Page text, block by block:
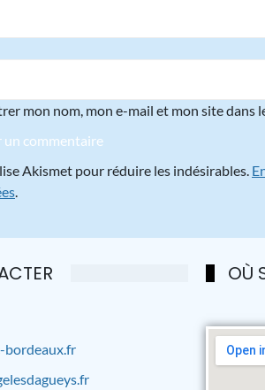
mon nom, mon e-mail et mon site
Akismet pour réduire les indésirables.
.
bordeaux.fr
OÙ